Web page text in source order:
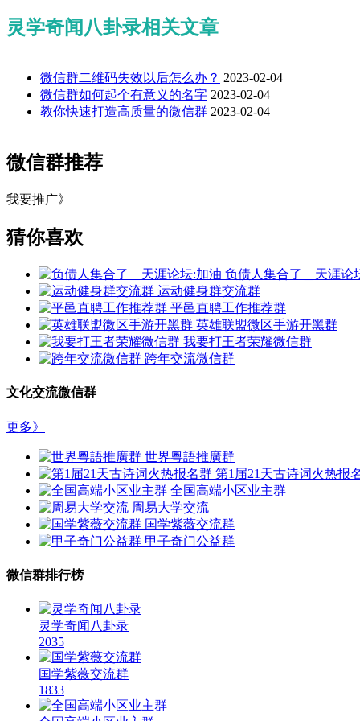
灵学奇闻八卦录相关文章
微信群二维码失效以后怎么办？ 2023-02-04
微信群如何起个有意义的名字 2023-02-04
教你快速打造高质量的微信群 2023-02-04
微信群推荐
我要推广》
猜你喜欢
负债人集合了＿天涯论
运动健身群交流群
平邑直聘工作推荐群
英雄联盟微区手游开黑群
我要打王者荣耀微信群
跨年交流微信群
文化交流微信群
更多》
世界粵語推廣群
第1届21天古诗词火热报
全国高端小区业主群
周易大学交流
国学紫薇交流群
甲子奇门公益群
微信群排行榜
灵学奇闻八卦录
2035
国学紫薇交流群
1833